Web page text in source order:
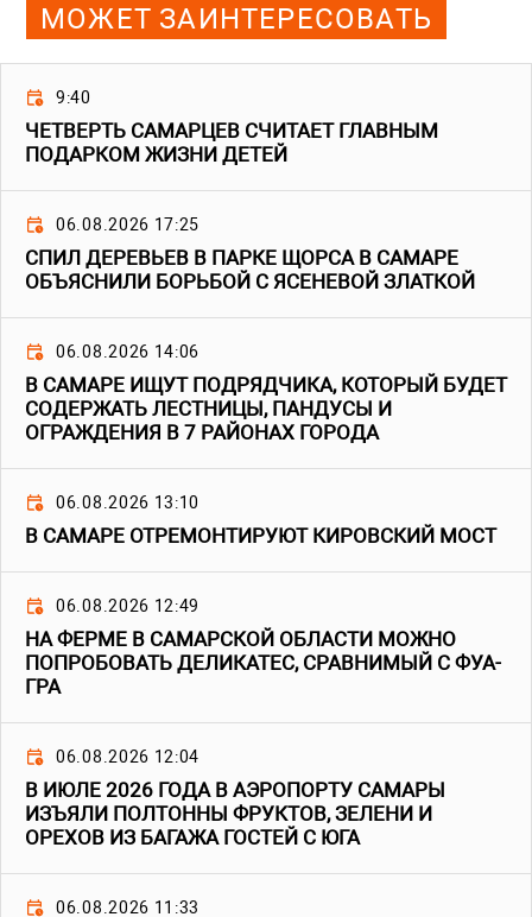
МОЖЕТ ЗАИНТЕРЕСОВАТЬ
9:40
ЧЕТВЕРТЬ САМАРЦЕВ СЧИТАЕТ ГЛАВНЫМ
ПОДАРКОМ ЖИЗНИ ДЕТЕЙ
06.08.2026 17:25
СПИЛ ДЕРЕВЬЕВ В ПАРКЕ ЩОРСА В САМАРЕ
ОБЪЯСНИЛИ БОРЬБОЙ С ЯСЕНЕВОЙ ЗЛАТКОЙ
06.08.2026 14:06
В САМАРЕ ИЩУТ ПОДРЯДЧИКА, КОТОРЫЙ БУДЕТ
СОДЕРЖАТЬ ЛЕСТНИЦЫ, ПАНДУСЫ И
ОГРАЖДЕНИЯ В 7 РАЙОНАХ ГОРОДА
06.08.2026 13:10
В САМАРЕ ОТРЕМОНТИРУЮТ КИРОВСКИЙ МОСТ
06.08.2026 12:49
НА ФЕРМЕ В САМАРСКОЙ ОБЛАСТИ МОЖНО
ПОПРОБОВАТЬ ДЕЛИКАТЕС, СРАВНИМЫЙ С ФУА-
ГРА
06.08.2026 12:04
В ИЮЛЕ 2026 ГОДА В АЭРОПОРТУ САМАРЫ
ИЗЪЯЛИ ПОЛТОННЫ ФРУКТОВ, ЗЕЛЕНИ И
ОРЕХОВ ИЗ БАГАЖА ГОСТЕЙ С ЮГА
06.08.2026 11:33